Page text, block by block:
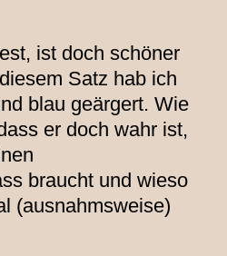
ist doch schöner
Satz hab ich
blau geärgert. Wie
er doch wahr ist,
braucht und wieso
(ausnahmsweise)